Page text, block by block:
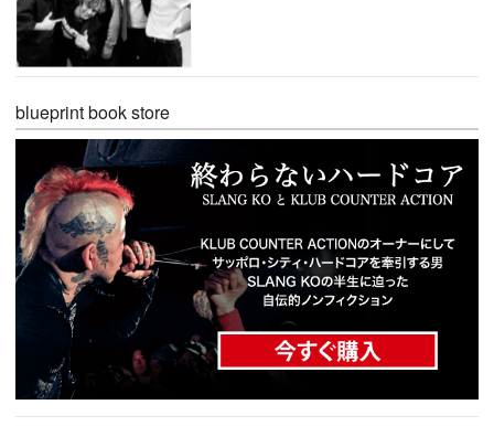
blueprint book store